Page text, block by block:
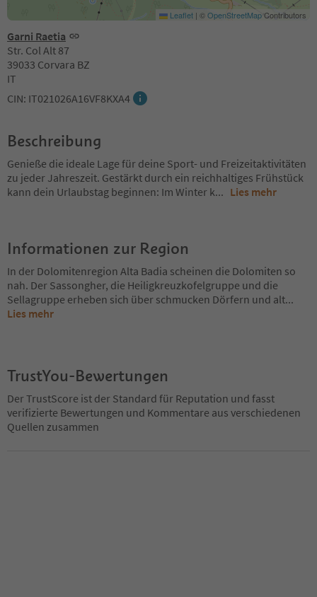
Garni Raetia
Str. Col Alt 87
39033 Corvara BZ
IT
CIN: IT021026A16VF8KXA4
Leaflet | ©OpenStreetMapContributors
Beschreibung
Genieße die ideale Lage für deine Sport- und Freizeitaktivitäten
zu jeder Jahreszeit. Gestärkt durch ein reichhaltiges Frühstück
kann dein Urlaubstag beginnen: Im Winter k... Lies mehr
Informationen zur Region
In der Dolomitenregion Alta Badia scheinen die Dolomiten so
nah. Der Sassongher, die Heiligkreuzkofelgruppe und die
Sellagruppe erheben sich über schmucken Dörfern und alt...
Lies mehr
TrustYou-Bewertungen
Der TrustScore ist der Standard für Reputation und fasst
verifizierte Bewertungen und Kommentare aus verschiedenen
Quellen zusammen